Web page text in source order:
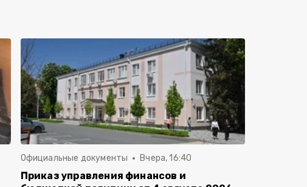
Официальные документы Вчера, 16:40
Приказ управления финансов и